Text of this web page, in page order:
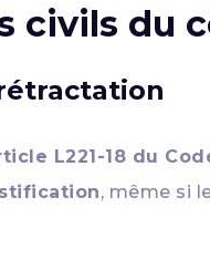
civils du
L221-18 du
, même si